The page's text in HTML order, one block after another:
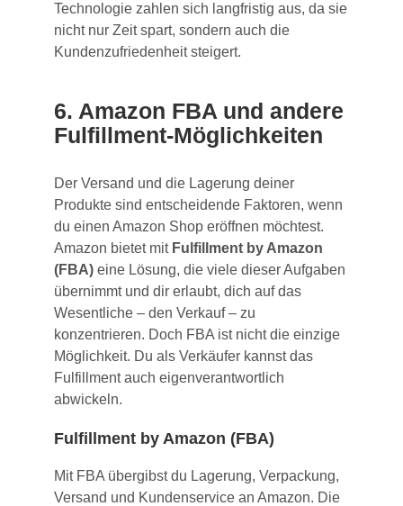
Technologie zahlen sich langfristig aus, da sie
nicht nur Zeit spart, sondern auch die
Kundenzufriedenheit steigert.
6. Amazon FBA und andere
Fulfillment-Möglichkeiten
Der Versand und die Lagerung deiner
Produkte sind entscheidende Faktoren, wenn
du einen Amazon Shop eröffnen möchtest.
Amazon bietet mit Fulfillment by Amazon
(FBA) eine Lösung, die viele dieser Aufgaben
übernimmt und dir erlaubt, dich auf das
Wesentliche – den Verkauf – zu
konzentrieren. Doch FBA ist nicht die einzige
Möglichkeit. Du als Verkäufer kannst das
Fulfillment auch eigenverantwortlich
abwickeln.
Fulfillment by Amazon (FBA)
Mit FBA übergibst du Lagerung, Verpackung,
Versand und Kundenservice an Amazon. Die